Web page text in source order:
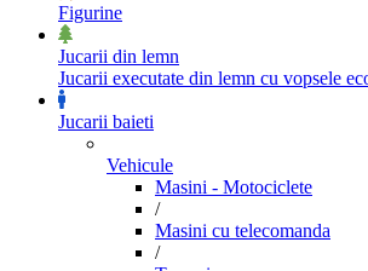
Figurine
Jucarii din lemn
Jucarii executate din lemn cu vopsele
Jucarii baieti
Vehicule
Masini - Motociclete
/
Masini cu telecomanda
/